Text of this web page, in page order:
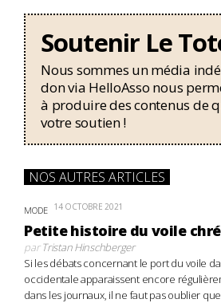
Soutenir Le
Nous sommes un média
don via HelloAsso nous
à produire des contenus de
votre soutien !
NOS AUTRES ARTICLES
MODE 14 OCTOBRE 2021
Petite histoire du voile
parTristan Hinschberger
Si les débats concernant le port du voile
occidentale apparaissent encore
dans les journaux, il ne faut pas oublier